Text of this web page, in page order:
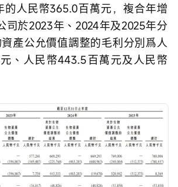
的人民幣365.0百萬元，複合年增
司於2023年、2024年及2025年分
產公允價值調整的毛利分別爲人
、人民幣443.5百萬元及人民幣